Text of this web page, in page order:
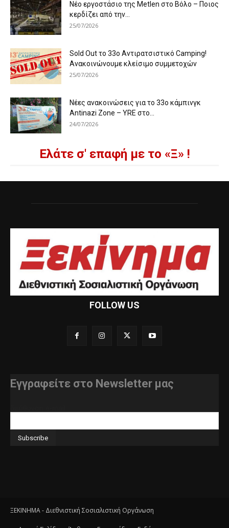
Νέο εργοστάσιο της Metlen στο Βόλο – Ποιος
κερδίζει από την...
25/07/2026
Sold Out το 33ο Αντιρατσιστικό Camping!
Ανακοινώνουμε κλείσιμο συμμετοχών
25/07/2026
Νέες ανακοινώσεις για το 33ο κάμπινγκ
Antinazi Zone – YRE στο...
24/07/2026
Ελάτε σ' επαφή με το «Ξ» !
FOLLOW US
Εγγραφείτε στο Newsletter μας
ΞΕΚΙΝΗΜΑ - Διεθνιστική Σοσιαλιστική Οργάνωση